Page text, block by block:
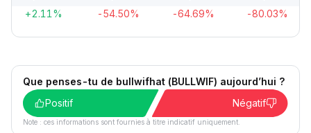
+2.11% -54.50% -64.69% -80.03%
Que penses-tu de bullwifhat (BULLWIF) aujourd’hui ?
Positif
Négatif
Note : ces informations sont fournies à titre indicatif uniquement.